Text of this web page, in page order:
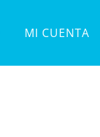
MI CUENTA